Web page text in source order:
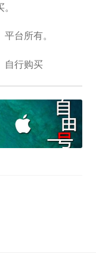
台所有。
自行购买